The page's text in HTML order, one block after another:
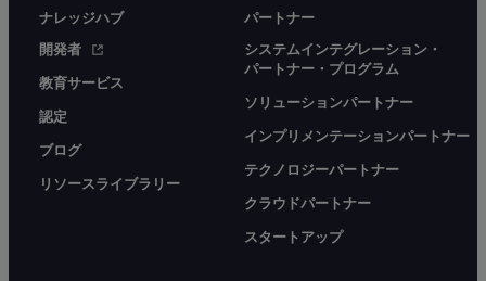
ナレッジハブ
開発者
教育サービス
認定
ブログ
リソースライブラリー
パートナー
システムインテグレーション・
パートナー・プログラム
ソリューションパートナー
インプリメンテーションパートナー
テクノロジーパートナー
クラウドパートナー
スタートアップ